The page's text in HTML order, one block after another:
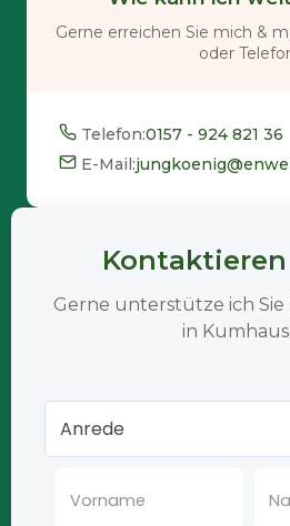
Gerne erreichen Sie mich &
oder
Telefon:0157 - 924 821 36
E-Mail:
Kontaktieren
Gerne unterstütze ich
in